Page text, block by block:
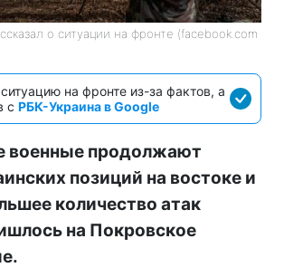
о ситуации на фронте (facebook.com
на фронте из-за фактов, а
с РБК-Украина в Google
военные продолжают
позиций на востоке и
количество атак
на Покровское